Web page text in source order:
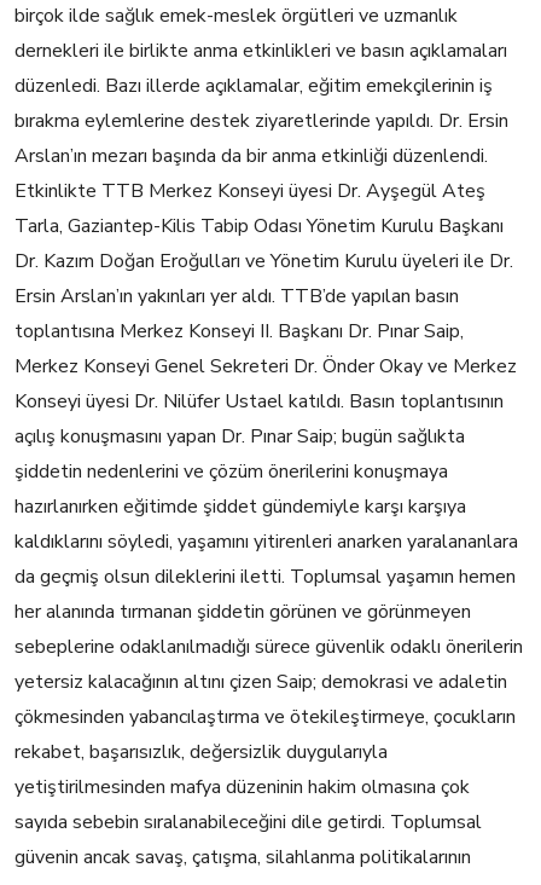
birçok ilde sağlık emek-meslek örgütleri ve uzmanlık
dernekleri ile birlikte anma etkinlikleri ve basın açıklamaları
düzenledi. Bazı illerde açıklamalar, eğitim emekçilerinin iş
bırakma eylemlerine destek ziyaretlerinde yapıldı. Dr. Ersin
Arslan’ın mezarı başında da bir anma etkinliği düzenlendi.
Etkinlikte TTB Merkez Konseyi üyesi Dr. Ayşegül Ateş
Tarla, Gaziantep-Kilis Tabip Odası Yönetim Kurulu Başkanı
Dr. Kazım Doğan Eroğulları ve Yönetim Kurulu üyeleri ile Dr.
Ersin Arslan’ın yakınları yer aldı. TTB’de yapılan basın
toplantısına Merkez Konseyi II. Başkanı Dr. Pınar Saip,
Merkez Konseyi Genel Sekreteri Dr. Önder Okay ve Merkez
Konseyi üyesi Dr. Nilüfer Ustael katıldı. Basın toplantısının
açılış konuşmasını yapan Dr. Pınar Saip; bugün sağlıkta
şiddetin nedenlerini ve çözüm önerilerini konuşmaya
hazırlanırken eğitimde şiddet gündemiyle karşı karşıya
kaldıklarını söyledi, yaşamını yitirenleri anarken yaralananlara
da geçmiş olsun dileklerini iletti. Toplumsal yaşamın hemen
her alanında tırmanan şiddetin görünen ve görünmeyen
sebeplerine odaklanılmadığı sürece güvenlik odaklı önerilerin
yetersiz kalacağının altını çizen Saip; demokrasi ve adaletin
çökmesinden yabancılaştırma ve ötekileştirmeye, çocukların
rekabet, başarısızlık, değersizlik duygularıyla
yetiştirilmesinden mafya düzeninin hakim olmasına çok
sayıda sebebin sıralanabileceğini dile getirdi. Toplumsal
güvenin ancak savaş, çatışma, silahlanma politikalarının